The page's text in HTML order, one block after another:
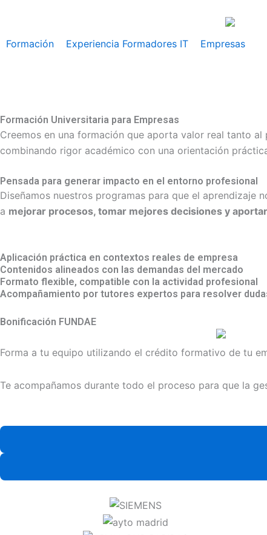
contenido
Formación Experiencia Formadores IT Empresas
Formación Universitaria para Empresas
Creemos en una formación que aporta valor real tanto
combinando rigor académico con una orientación
Pensada para generar impacto en el entorno profesional
Diseñamos nuestros programas para que el aprendizaje
a mejorar procesos, tomar mejores decisiones y
Aplicación práctica en contextos reales de empresa
Contenidos alineados con las demandas del mercado
Formato flexible, compatible con la actividad profesional
Acompañamiento por tutores expertos para resolver
Bonificación FUNDAE
Forma a tu equipo utilizando el crédito formativo de tu
Te acompañamos durante todo el proceso para que la